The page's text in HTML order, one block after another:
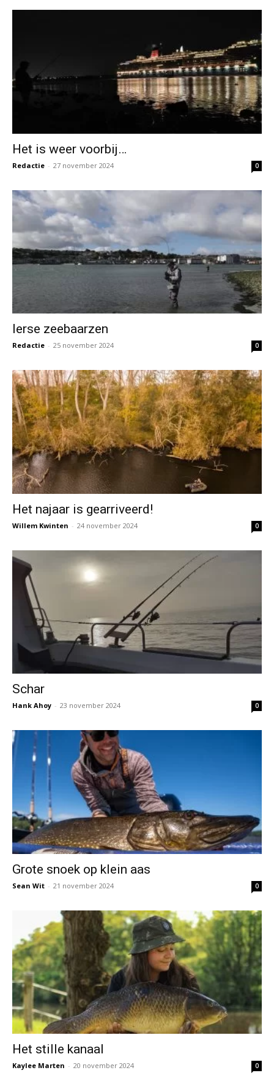
Het is weer voorbij…
Redactie - 27 november 2024 0
Ierse zeebaarzen
Redactie - 25 november 2024 0
Het najaar is gearriveerd!
Willem Kwinten - 24 november 2024 0
Schar
Hank Ahoy - 23 november 2024 0
Grote snoek op klein aas
Sean Wit - 21 november 2024 0
Het stille kanaal
Kaylee Marten - 20 november 2024 0